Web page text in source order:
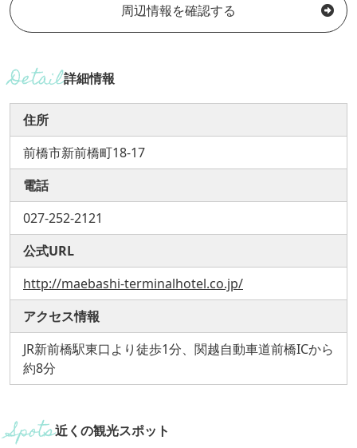
周辺情報を確認する
詳細情報
住所
前橋市新前橋町18-17
電話
027-252-2121
公式URL
http://maebashi-terminalhotel.co.jp/
アクセス情報
JR新前橋駅東口より徒歩1分、関越自動車道前橋ICから
約8分
近くの観光スポット